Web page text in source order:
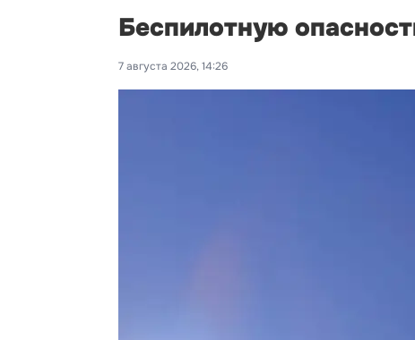
Беспилотную
7 августа 2026, 14:26